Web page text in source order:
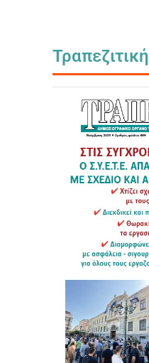
Τραπεζιτική